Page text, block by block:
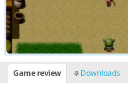
Game review Downloads